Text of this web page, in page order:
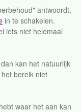
antwoordt,
in te schakelen.
iets niet helemaal
kan het natuurlijk
bereik niet
waar het aan kan